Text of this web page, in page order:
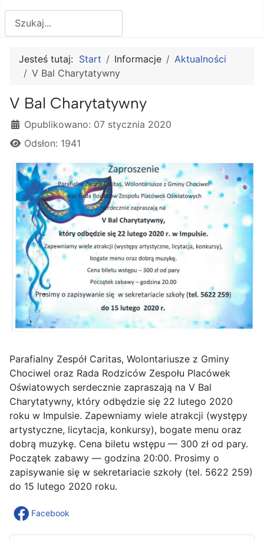
Jesteś tutaj: Start Informacje
Aktualności
V Bal Charytatywny
V Bal Charytatywny
Szczegóły
Opublikowano: 07 stycznia 2020
Odsłon: 1941
Parafialny Zespół Caritas, Wolontariusze z Gminy
Chociwel oraz Rada Rodziców Zespołu Placówek
Oświatowych serdecznie zapraszają na V Bal
Charytatywny, który odbędzie się 22 lutego 2020
roku w Impulsie. Zapewniamy wiele atrakcji (występy
artystyczne, licytacja, konkursy), bogate menu oraz
dobrą muzykę. Cena biletu wstępu — 300 zł od pary.
Początek zabawy — godzina 20:00. Prosimy o
zapisywanie się w sekretariacie szkoły (tel. 5622 259)
do 15 lutego 2020 roku.
Facebook